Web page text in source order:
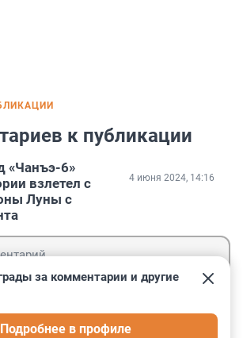
к публикации
«Чанъэ-6»
взлетел с
Луны с
4 июня 2024, 14:16
за комментарии и другие
Подробнее в профиле